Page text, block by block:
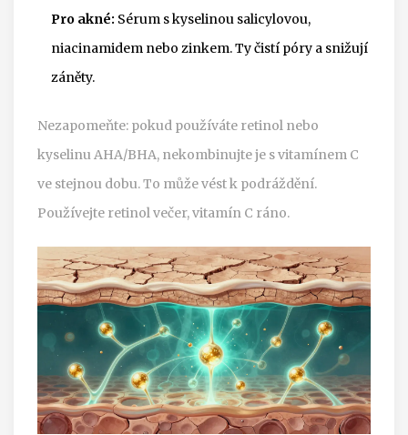
Pro akné: Sérum s kyselinou salicylovou,
niacinamidem nebo zinkem. Ty čistí póry a snižují
záněty.
Nezapomeňte: pokud používáte retinol nebo
kyselinu AHA/BHA, nekombinujte je s vitamínem C
ve stejnou dobu. To může vést k podráždění.
Používejte retinol večer, vitamín C ráno.